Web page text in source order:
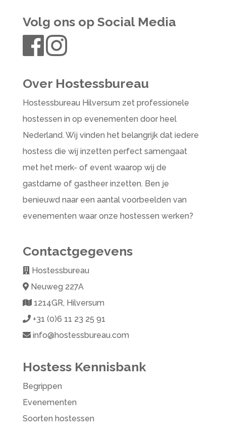
Volg ons op Social Media
Over Hostessbureau
Hostessbureau Hilversum zet professionele
hostessen in op evenementen door heel
Nederland. Wij vinden het belangrijk dat iedere
hostess die wij inzetten perfect samengaat
met het merk- of event waarop wij de
gastdame of gastheer inzetten. Ben je
benieuwd naar een aantal voorbeelden van
evenementen waar onze hostessen werken?
Contactgegevens
Hostessbureau
Neuweg 227A
1214GR, Hilversum
+31 (0)6 11 23 25 91
info@hostessbureau.com
Hostess Kennisbank
Begrippen
Evenementen
Soorten hostessen